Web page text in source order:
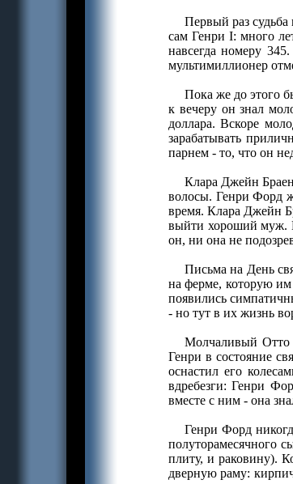
Первый раз судьба
сам Генри I: много
навсегда номеру
мультимиллионер
Пока же до этого
к вечеру он знал
доллара. Вскоре
зарабатывать
парнем - то, что он
Клара Джейн
волосы. Генри Форд
время. Клара Джейн
выйти хороший муж.
он, ни она не
Письма на День
на ферме, которую
появились
- но тут в их жизнь
Молчаливый Отто
Генри в состояние
оснастил его
вдребезги: Генри
вместе с ним - она
Генри Форд
полуторамесячного
плиту, и раковину).
дверную раму: